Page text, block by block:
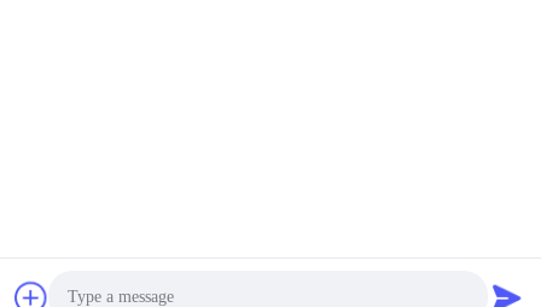
İndüksiyonlu Isıtma Makinesi Tedarikçi. Telif hakkı © 2022-2026